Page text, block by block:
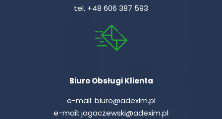
tel. +48 606 387 593
Biuro Obsługi Klienta
e-mail: biuro@adexim.pl
e-mail: jagaczewski@adexim.pl